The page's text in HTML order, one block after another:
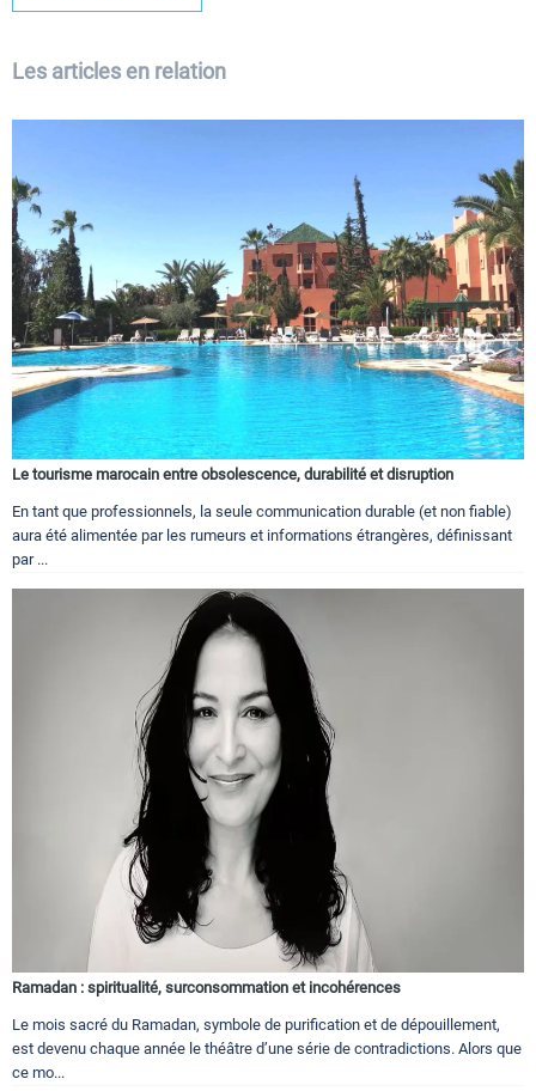
Les articles en relation
Le tourisme marocain entre obsolescence, durabilité et disruption
En tant que professionnels, la seule communication durable (et non fiable)
aura été alimentée par les rumeurs et informations étrangères, définissant
par ...
Ramadan : spiritualité, surconsommation et incohérences
Le mois sacré du Ramadan, symbole de purification et de dépouillement,
est devenu chaque année le théâtre d’une série de contradictions. Alors que
ce mo...